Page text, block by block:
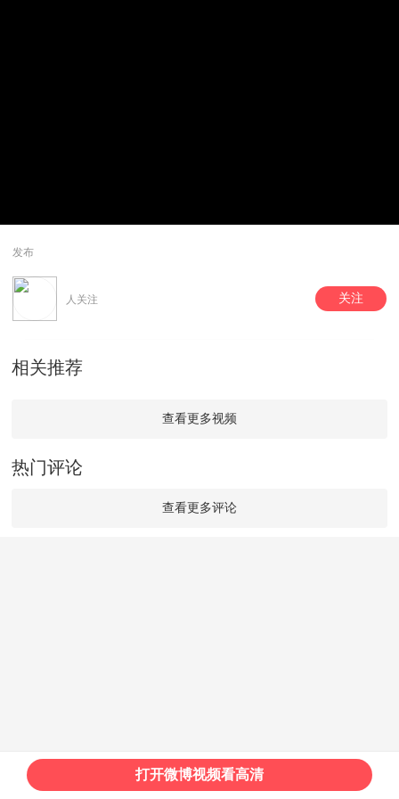
发布
人关注 关注
相关推荐
查看更多视频
热门评论
查看更多评论
打开微博视频看高清